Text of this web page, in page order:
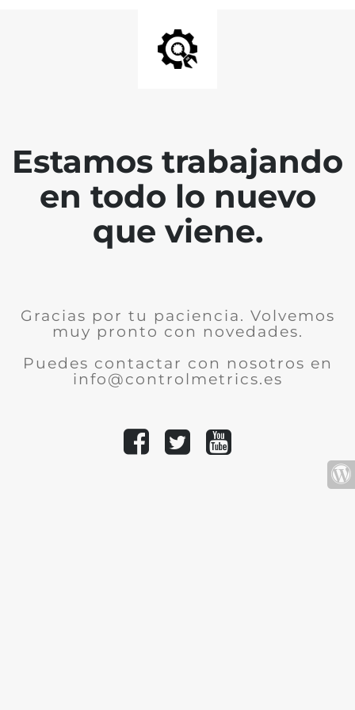
Estamos trabajando
en todo lo nuevo
que viene.
Gracias por tu paciencia. Volvemos
muy pronto con novedades.
Puedes contactar con nosotros en
info@controlmetrics.es